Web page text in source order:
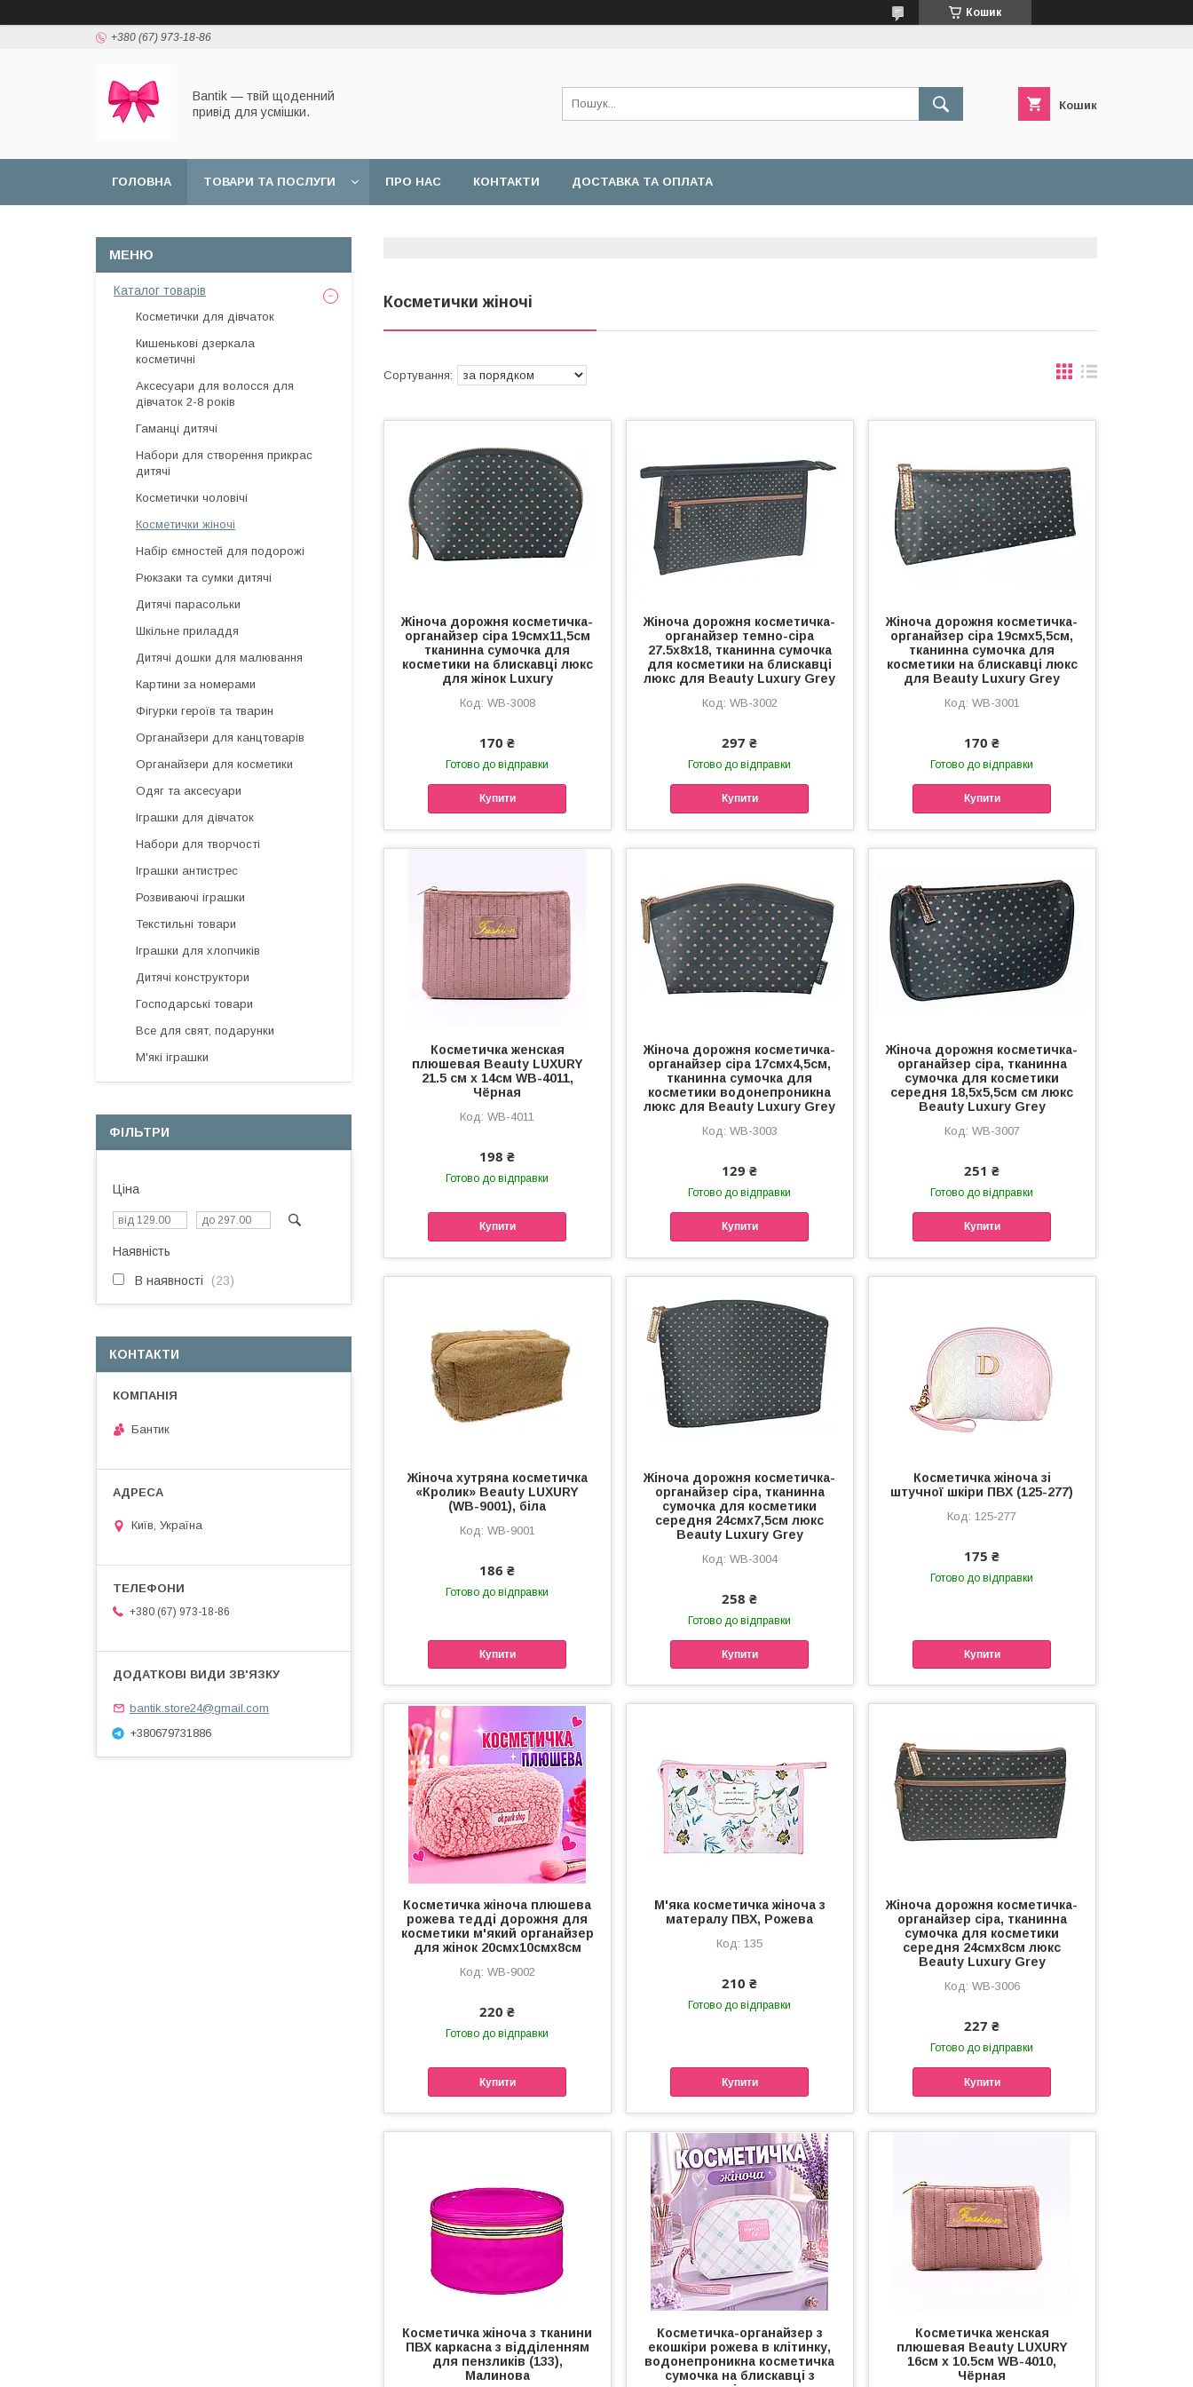
Кошик
+380 (67) 973-18-86
Bantik — твій щоденний
привід для усмішки.
Кошик
ГОЛОВНА ТОВАРИ ТА ПОСЛУГИ ПРО НАС КОНТАКТИ ДОСТАВКА ТА ОПЛАТА
Косметички жіночі
Жіноча дорожня косметичка-
органайзер сіра 19смх11,5см
тканинна сумочка для
косметики на блискавці люкс
для жінок Luxury
WB-3008
170 ₴
Готово до відправки
Купити
Жіноча дорожня косметичка-
органайзер темно-сіра
27.5x8x18, тканинна сумочка
для косметики на блискавці
люкс для Beauty Luxury Grey
WB-3002
297 ₴
Готово до відправки
Купити
Жіноча дорожня косметичка-
органайзер сіра 19смx5,5см,
тканинна сумочка для
косметики на блискавці люкс
для Beauty Luxury Grey
WB-3001
170 ₴
Готово до відправки
Купити
Косметичка женская
плюшевая Beauty LUXURY
21.5 см х 14см WB-4011,
Чёрная
WB-4011
198 ₴
Готово до відправки
Купити
Жіноча дорожня косметичка-
органайзер сіра 17смх4,5см,
тканинна сумочка для
косметики водонепроникна
люкс для Beauty Luxury Grey
WB-3003
129 ₴
Готово до відправки
Купити
Жіноча дорожня косметичка-
органайзер сіра, тканинна
сумочка для косметики
середня 18,5х5,5см см люкс
Beauty Luxury Grey
WB-3007
251 ₴
Готово до відправки
Купити
Жіноча хутряна косметичка
«Кролик» Beauty LUXURY
(WB-9001), біла
WB-9001
186 ₴
Готово до відправки
Купити
Жіноча дорожня косметичка-
органайзер сіра, тканинна
сумочка для косметики
середня 24смх7,5см люкс
Beauty Luxury Grey
WB-3004
258 ₴
Готово до відправки
Купити
Косметичка жіноча зі
штучної шкіри ПВХ (125-277)
125-277
175 ₴
Готово до відправки
Купити
Косметичка жіноча плюшева
рожева тедді дорожня для
косметики м'який органайзер
для жінок 20смх10смх8см
WB-9002
220 ₴
Готово до відправки
Купити
М'яка косметичка жіноча з
матералу ПВХ, Рожева
135
210 ₴
Готово до відправки
Купити
Жіноча дорожня косметичка-
органайзер сіра, тканинна
сумочка для косметики
середня 24смх8см люкс
Beauty Luxury Grey
WB-3006
227 ₴
Готово до відправки
Купити
Косметичка жіноча з тканини
ПВХ каркасна з відділенням
для пензликів (133),
Малинова
Косметичка-органайзер з
екошкіри рожева в клітинку,
водонепроникна косметичка
сумочка на блискавці з
Косметичка женская
плюшевая Beauty LUXURY
16см х 10.5см WB-4010,
Чёрная
Каталог товарів
Косметички для дівчаток
Кишенькові дзеркала
косметичні
Аксесуари для волосся для
дівчаток 2-8 років
Гаманці дитячі
Набори для створення прикрас
дитячі
Косметички чоловічі
Косметички жіночі
Набір ємностей для подорожі
Рюкзаки та сумки дитячі
Дитячі парасольки
Шкільне приладдя
Дитячі дошки для малювання
Картини за номерами
Фігурки героїв та тварин
Органайзери для канцтоварів
Органайзери для косметики
Одяг та аксесуари
Іграшки для дівчаток
Набори для творчості
Іграшки антистрес
Розвиваючі іграшки
Текстильні товари
Іграшки для хлопчиків
Дитячі конструктори
Господарські товари
Все для свят, подарунки
М'які іграшки
ФІЛЬТРИ
Ціна
Наявність
В наявності 23
КОНТАКТИ
Бантик
Київ, Україна
+380 (67) 973-18-86
bantik.store24@gmail.com
+380679731886